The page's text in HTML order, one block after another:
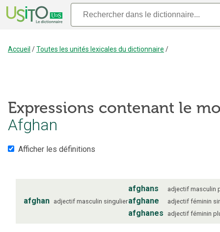
Accueil /Toutes les unités lexicales du dictionnaire /
Expressions contenant le
Afghan
Afficher les définitions
afghan adjectif masculin singulier
afghans adjectif masculin
afghane adjectif féminin
afghanes adjectif féminin